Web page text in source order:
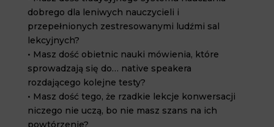
dobrego dla leniwych nauczycieli i
przepełnionych zestresowanymi ludźmi sal
lekcyjnych?
• Masz dość obietnic nauki mówienia, które
sprowadzają się do… native speakera
rozdającego kolejne testy?
• Masz dość tego, że rzadkie lekcje konwersacji
niczego nie uczą, bo nie masz szans na ich
powtórzenie?